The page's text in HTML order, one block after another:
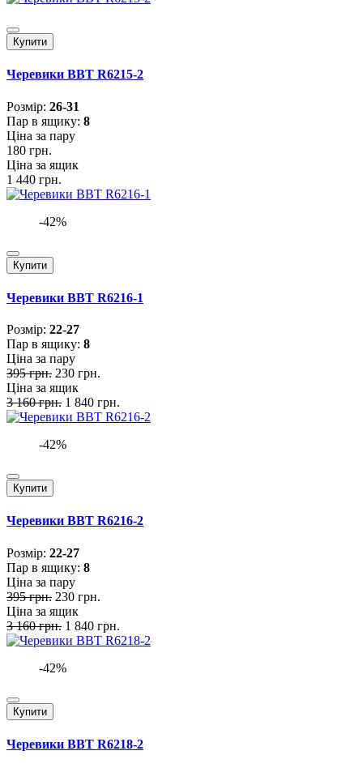
Купити
Черевики BBT R6215-2
Розмiр: 26-31
Пар в ящику: 8
Ціна за пару
180 грн.
Ціна за ящик
1 440 грн.
-42%
Купити
Черевики BBT R6216-1
Розмiр: 22-27
Пар в ящику: 8
Ціна за пару
395 грн. 230 грн.
Ціна за ящик
3 160 грн. 1 840 грн.
-42%
Купити
Черевики BBT R6216-2
Розмiр: 22-27
Пар в ящику: 8
Ціна за пару
395 грн. 230 грн.
Ціна за ящик
3 160 грн. 1 840 грн.
-42%
Купити
Черевики BBT R6218-2